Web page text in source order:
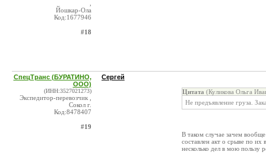
Йошкар-Ола
Код:1677946
#18
СпецТранс (БУРАТИНО,
ООО)
(ИНН:3527021273)
Экспедитор-перевозчик ,
Сокол г.
Код:8478407
#19
Сергей
Цитата (Куликова Ольга
Не предъявление груза.
В таком случае зачем
составлен акт о срыве по их
несколько дел в мою пользу